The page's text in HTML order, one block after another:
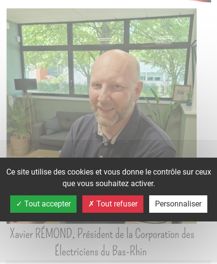
Ce site utilise des cookies et vous donne le contrôle sur ceux
que vous souhaitez activer.
Tout accepter Tout refuser Personnaliser